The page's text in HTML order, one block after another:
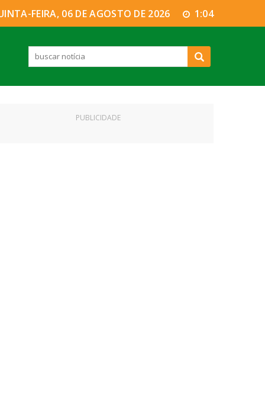
FEIRA, 06 DE AGOSTO DE 2026 1:04
PUBLICIDADE